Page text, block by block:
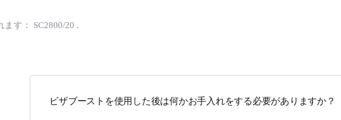
ます： SC2800/20 .
ビザブーストを使用した後は何かお手入れをする必要がありますか？